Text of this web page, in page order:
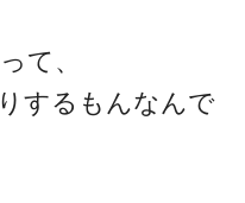
て、
するもんなんで